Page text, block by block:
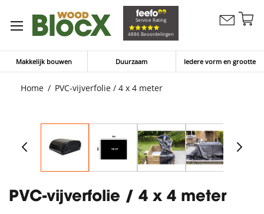
Service Rating
4886 Beoordelingen
Contacteer
Makkelijk bouwen Duurzaam Iedere vorm en grootte
Home PVC-vijverfolie / 4 x 4 meter
PVC-vijverfolie / 4 x 4 meter